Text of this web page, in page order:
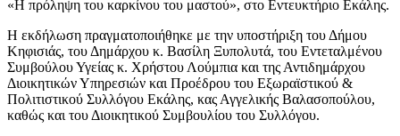
«Η πρόληψη του καρκίνου του μαστού», στο Εντευκτήριο Εκάλης.
Η εκδήλωση πραγματοποιήθηκε με την υποστήριξη του Δήμου
Κηφισιάς, του Δημάρχου κ. Βασίλη Ξυπολυτά, του Εντεταλμένου
Συμβούλου Υγείας κ. Χρήστου Λούμπια και της Αντιδημάρχου
Διοικητικών Υπηρεσιών και Προέδρου του Εξωραϊστικού &
Πολιτιστικού Συλλόγου Εκάλης, κας Αγγελικής Βαλασοπούλου,
καθώς και του Διοικητικού Συμβουλίου του Συλλόγου.